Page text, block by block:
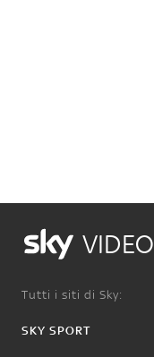
VIDEO
Tutti i siti di Sky:
SKY SPORT